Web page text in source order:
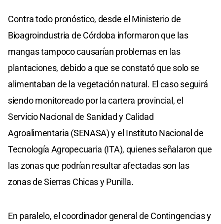
Contra todo pronóstico, desde el Ministerio de
Bioagroindustria de Córdoba informaron que las
mangas tampoco causarían problemas en las
plantaciones, debido a que se constató que solo se
alimentaban de la vegetación natural. El caso seguirá
siendo monitoreado por la cartera provincial, el
Servicio Nacional de Sanidad y Calidad
Agroalimentaria (SENASA) y el Instituto Nacional de
Tecnología Agropecuaria (ITA), quienes señalaron que
las zonas que podrían resultar afectadas son las
zonas de Sierras Chicas y Punilla.
En paralelo, el coordinador general de Contingencias y